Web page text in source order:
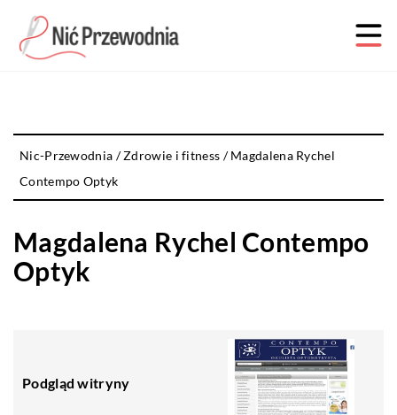
Nic-Przewodnia /Zdrowie i fitness /Magdalena Rychel
Contempo Optyk
Magdalena Rychel Contempo
Optyk
Podgląd witryny